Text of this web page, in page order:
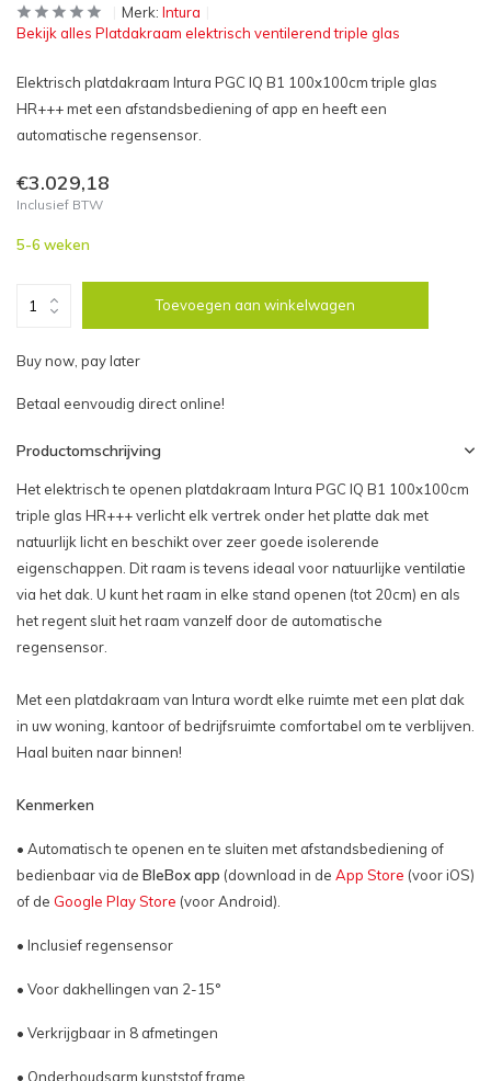
Merk: Intura
Bekijk alles Platdakraam elektrisch ventilerend triple glas
Elektrisch platdakraam Intura PGC IQ B1 100x100cm triple glas
HR+++ met een afstandsbediening of app en heeft een
automatische regensensor.
€3.029,18
Inclusief BTW
5-6 weken
Toevoegen aan winkelwagen
Buy now, pay later
Betaal eenvoudig direct online!
Productomschrijving
Het elektrisch te openen platdakraam Intura PGC IQ B1 100x100cm
triple glas HR+++ verlicht elk vertrek onder het platte dak met
natuurlijk licht en beschikt over zeer goede isolerende
eigenschappen. Dit raam is tevens ideaal voor natuurlijke ventilatie
via het dak. U kunt het raam in elke stand openen (tot 20cm) en als
het regent sluit het raam vanzelf door de automatische
regensensor.
Met een platdakraam van Intura wordt elke ruimte met een plat dak
in uw woning, kantoor of bedrijfsruimte comfortabel om te verblijven.
Haal buiten naar binnen!
Kenmerken
• Automatisch te openen en te sluiten met afstandsbediening of
bedienbaar via de BleBox app (download in de App Store (voor iOS)
of de Google Play Store (voor Android).
• Inclusief regensensor
• Voor dakhellingen van 2-15°
• Verkrijgbaar in 8 afmetingen
• Onderhoudsarm kunststof frame